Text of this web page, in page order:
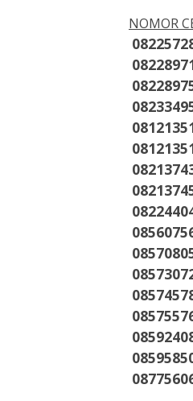
NOMOR